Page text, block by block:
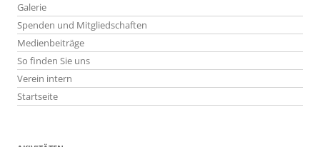
Galerie
Spenden und Mitgliedschaften
Medienbeiträge
So finden Sie uns
Verein intern
Startseite